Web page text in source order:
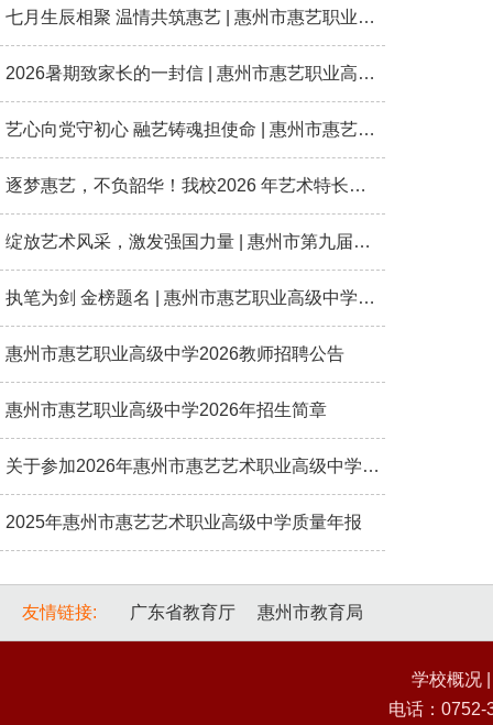
七月生辰相聚 温情共筑惠艺 | 惠州市惠艺职业高级中学七月教职工生日会
2026暑期致家长的一封信 | 惠州市惠艺职业高级中学
艺心向党守初心 融艺铸魂担使命 | 惠州市惠艺职业高级中学开展“艺心向党 礼赞七一”主题党日活动
逐梦惠艺，不负韶华！我校2026 年艺术特长生专业考试圆满落幕。
绽放艺术风采，激发强国力量 | 惠州市第九届中小学生艺术展演在我校华美收官！
执笔为剑 金榜题名 | 惠州市惠艺职业高级中学2026高考送考
惠州市惠艺职业高级中学2026教师招聘公告
惠州市惠艺职业高级中学2026年招生简章
关于参加2026年惠州市惠艺艺术职业高级中学艺术特长生招生考试的通知
2025年惠州市惠艺艺术职业高级中学质量年报
友情链接: 广东省教育厅 惠州市教育局
学校概况
电话：0752-